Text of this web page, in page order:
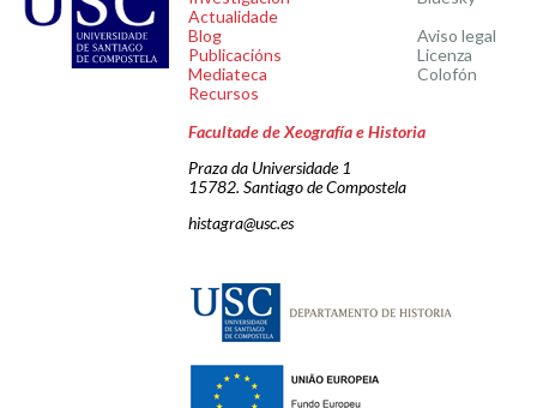
Actualidade
Blog
Publicacións
Mediateca
Recursos
Aviso legal
Licenza
Colofón
Facultade de Xeografía e Historia
Praza da Universidade 1
15782. Santiago de Compostela
histagra@usc.es